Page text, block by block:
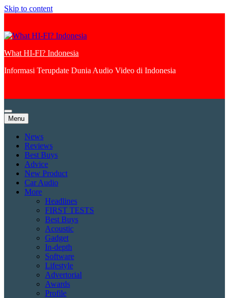
Skip to content
What HI-FI? Indonesia
Informasi Terupdate Dunia Audio Video di Indonesia
Menu
News
Reviews
Best Buys
Advice
New Product
Car Audio
More
Headlines
FIRST TESTS
Best Buys
Acoustic
Gadget
In-depth
Software
Lifestyle
Advertorial
Awards
Profile